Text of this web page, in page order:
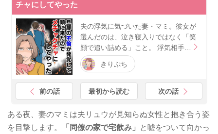
チャにしてやった
夫の浮気に気づいた妻・マミ。彼女が
選んだのは、泣き寝入りではなく「笑
顔で追い詰める」こと。 浮気相手…
きりぷち
前の話 最初から読む 次の話
ある夜、妻のマミは夫リュウが見知らぬ女性と抱き合う姿
を目撃します。
「同僚の家で宅飲み」
と嘘をついて向かっ